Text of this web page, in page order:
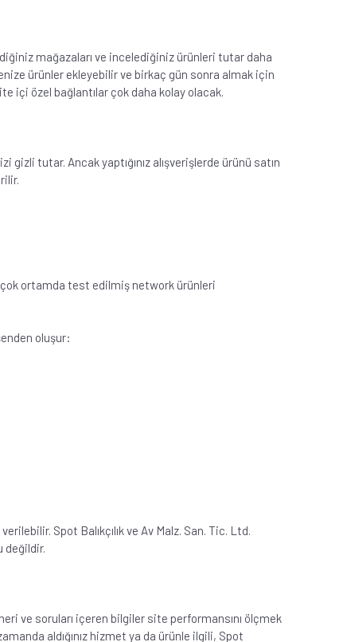
mağazaları ve incelediğiniz ürünleri tutar daha
ürünler ekleyebilir ve birkaç gün sonra almak için
içi özel bağlantılar çok daha kolay olacak.
tutar. Ancak yaptığınız alışverişlerde ürünü satın
çok ortamda test edilmiş network ürünleri
oluşur:
Spot Balıkçılık ve Av Malz. San. Tic. Ltd.
değildir.
ve soruları içeren bilgiler site performansını ölçmek
aldığınız hizmet ya da ürünle ilgili, Spot